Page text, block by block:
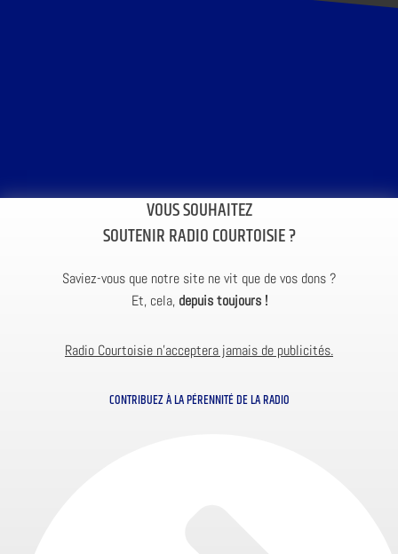
VOUS SOUHAITEZ
SOUTENIR RADIO COURTOISIE ?
Saviez-vous que notre site ne vit que de vos dons ?
Et, cela, depuis toujours !
Radio Courtoisie n’acceptera jamais de publicités.
CONTRIBUEZ À LA PÉRENNITÉ DE LA RADIO